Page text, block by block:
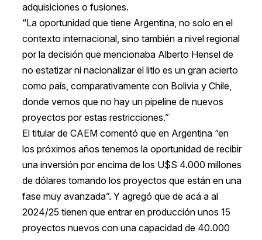
adquisiciones o fusiones.
“La oportunidad que tiene Argentina, no solo en el
contexto internacional, sino también a nivel regional
por la decisión que mencionaba Alberto Hensel de
no estatizar ni nacionalizar el litio es un gran acierto
como país, comparativamente con Bolivia y Chile,
donde vemos que no hay un pipeline de nuevos
proyectos por estas restricciones.”
El titular de CAEM comentó que en Argentina “en
los próximos años tenemos la oportunidad de recibir
una inversión por encima de los U$S 4.000 millones
de dólares tomando los proyectos que están en una
fase muy avanzada”. Y agregó que de acá a al
2024/25 tienen que entrar en producción unos 15
proyectos nuevos con una capacidad de 40.000